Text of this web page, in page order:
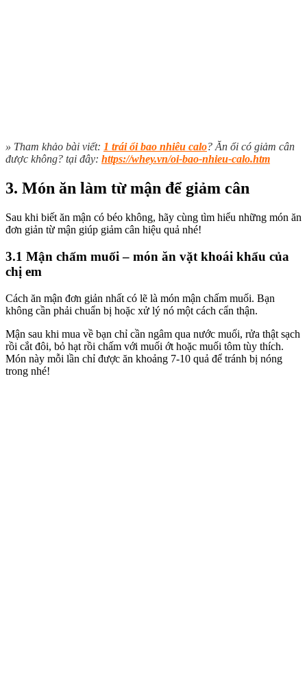
» Tham khảo bài viết: 1 trái ổi bao nhiêu calo? Ăn ổi có giảm cân
được không? tại đây: https://whey.vn/oi-bao-nhieu-calo.htm
3. Món ăn làm từ mận để giảm cân
Sau khi biết ăn mận có béo không, hãy cùng tìm hiểu những món ăn
đơn giản từ mận giúp giảm cân hiệu quả nhé!
3.1 Mận chấm muối – món ăn vặt khoái khẩu của
chị em
Cách ăn mận đơn giản nhất có lẽ là món mận chấm muối. Bạn
không cần phải chuẩn bị hoặc xử lý nó một cách cẩn thận.
Mận sau khi mua về bạn chỉ cần ngâm qua nước muối, rửa thật sạch
rồi cắt đôi, bỏ hạt rồi chấm với muối ớt hoặc muối tôm tùy thích.
Món này mỗi lần chỉ được ăn khoảng 7-10 quả để tránh bị nóng
trong nhé!